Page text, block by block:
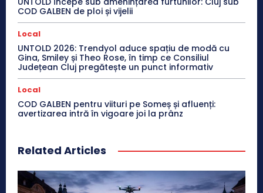
COD GALBEN de ploi și vijelii
Local
UNTOLD 2026: Trendyol aduce spațiu de modă cu
Gina, Smiley și Theo Rose, în timp ce Consiliul
Județean Cluj pregătește un punct informativ
Local
COD GALBEN pentru viituri pe Someș și afluenți:
avertizarea intră în vigoare joi la prânz
Related Articles